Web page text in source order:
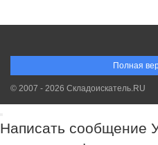
Полная
© 2007 - 2026 Складоискатель.RU
Написать сообщение